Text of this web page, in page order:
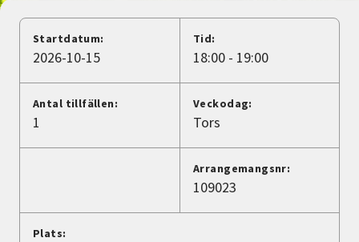
Lyssna
Startdatum:
2026-10-15
Tid:
18:00 - 19:00
Antal tillfällen:
1
Veckodag:
Tors
Arrangemangsnr:
109023
Plats: